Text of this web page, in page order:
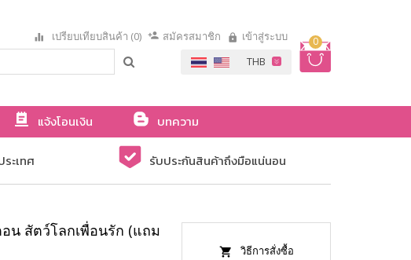
0
เปรียบเทียบสินค้า (0) สมัครสมาชิก เข้าสู่ระบบ
แจ้งโอนเงิน
บทความ
ะเทศ รับประกันสินค้าถึงมือแน่นอน
น สัตว์โลกเพื่อนรัก (แถม
วิธีการสั่งซื้อ